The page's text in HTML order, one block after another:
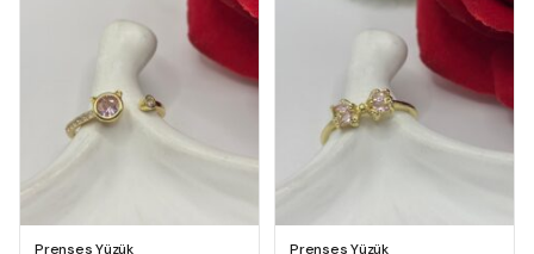
Prenses Yüzük
Prenses Yüzük